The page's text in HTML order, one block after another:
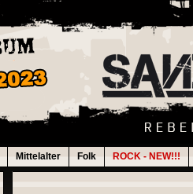
Mittelalter Folk ROCK - NEW!!!